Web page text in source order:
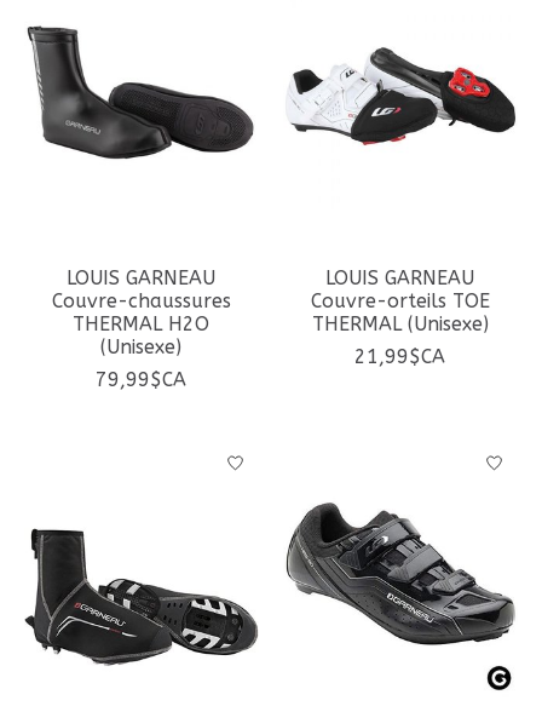
LOUIS GARNEAU
Couvre-chaussures
THERMAL H2O
(Unisexe)
79,99$CA
LOUIS GARNEAU
Couvre-orteils TOE
THERMAL (Unisexe)
21,99$CA